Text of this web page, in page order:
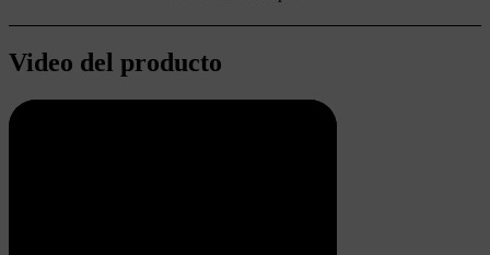
Video del producto